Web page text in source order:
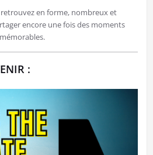
en forme, nombreux et
encore une fois des moments
mémorables.
: